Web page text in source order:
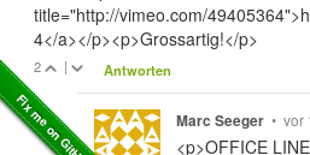
title="http://vimeo.com/
4</a></p><p>Grossartig!</p>
2 | Antworten
Marc Seeger • vor
<p>OFFICE